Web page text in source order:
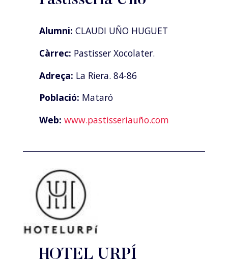
Alumni: CLAUDI UÑO HUGUET
Càrrec: Pastisser Xocolater.
Adreça: La Riera. 84-86
Població: Mataró
Web: www.pastisseriauño.com
HOTEL URPÍ